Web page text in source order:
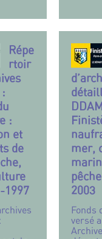
Répe
rtoir
:
et
de
1997
mer,
2003
Fonds
versé